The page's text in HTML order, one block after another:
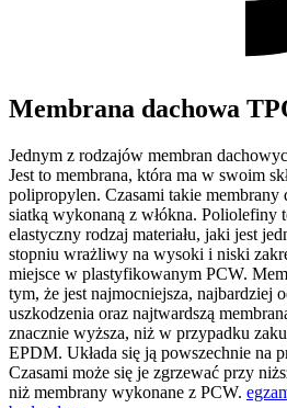
Membrana dachowa
Jednym z rodzajów membran
Jest to membrana, która ma w swoim
polipropylen. Czasami takie membrany
siatką wykonaną z włókna. Poliolefiny
elastyczny rodzaj materiału, jaki jest
stopniu wrażliwy na wysoki i niski
miejsce w plastyfikowanym PCW.
tym, że jest najmocniejsza, najbardziej
uszkodzenia oraz najtwardszą
znacznie wyższa, niż w przypadku
EPDM. Układa się ją powszechnie na
Czasami może się je zgrzewać przy
niż membrany wykonane z PCW.